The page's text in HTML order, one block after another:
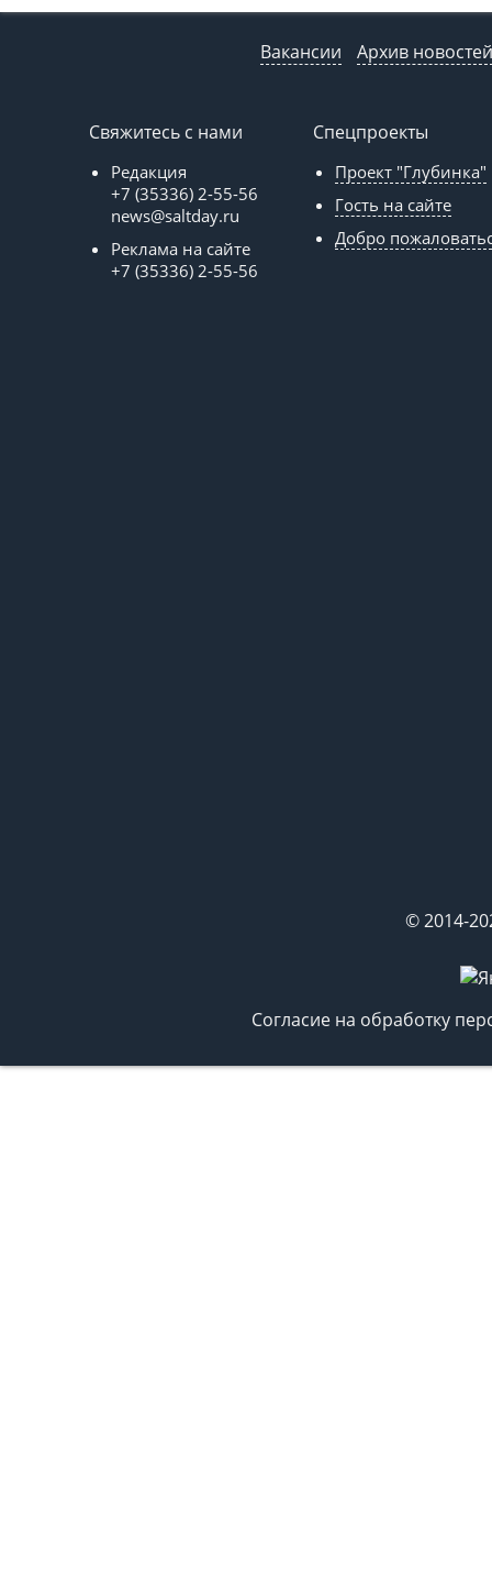
Вакансии Архив новостей
Свяжитесь с нами
Редакция
+7 (35336) 2-55-56
news@saltday.ru
Реклама на сайте
+7 (35336) 2-55-56
Спецпроекты
Проект "Глубинка"
Гость на сайте
Добро
© 2014-
Согласие на обработку